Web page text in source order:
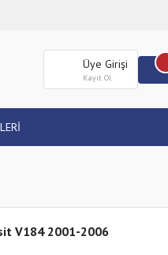
Üye Girişi
Kayıt Ol
V184 2001-2006